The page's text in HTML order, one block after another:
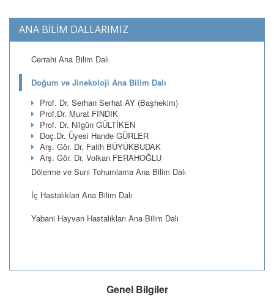
ANA BİLİM DALLARIMIZ
Cerrahi Ana Bilim Dalı
Doğum ve Jinekoloji Ana Bilim Dalı
Prof. Dr. Serhan Serhat AY (Başhekim)
Prof.Dr. Murat FINDIK
Prof. Dr. Nilgün GÜLTİKEN
Doç.Dr. Üyesi Hande GÜRLER
Arş. Gör. Dr. Fatih BÜYÜKBUDAK
Arş. Gör. Dr. Volkan FERAHOĞLU
Dölerme ve Suni Tohumlama Ana Bilim Dalı
İç Hastalıkları Ana Bilim Dalı
Yabani Hayvan Hastalıkları Ana Bilim Dalı
Genel Bilgiler